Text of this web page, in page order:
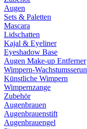
Augen
Sets & Paletten
Mascara
Lidschatten
Kajal & Eyeliner
Eyeshadow Base
Augen Make-up Entferner
Wimpern-
Künstliche Wimpern
Wimpernzange
Zubehör
Augenbrauen
Augenbrauenstift
Augenbrauengel